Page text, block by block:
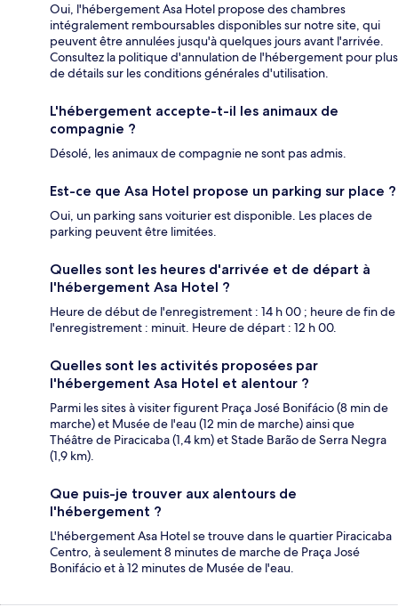
Oui, l'hébergement Asa Hotel propose des chambres
intégralement remboursables disponibles sur notre site, qui
peuvent être annulées jusqu'à quelques jours avant l'arrivée.
Consultez la politique d'annulation de l'hébergement pour plus
de détails sur les conditions générales d'utilisation.
L'hébergement accepte-t-il les animaux de
compagnie ?
Désolé, les animaux de compagnie ne sont pas admis.
Est-ce que Asa Hotel propose un parking sur place ?
Oui, un parking sans voiturier est disponible. Les places de
parking peuvent être limitées.
Quelles sont les heures d'arrivée et de départ à
l'hébergement Asa Hotel ?
Heure de début de l'enregistrement : 14 h 00 ; heure de fin de
l'enregistrement : minuit. Heure de départ : 12 h 00.
Quelles sont les activités proposées par
l'hébergement Asa Hotel et alentour ?
Parmi les sites à visiter figurent Praça José Bonifácio (8 min de
marche) et Musée de l'eau (12 min de marche) ainsi que
Théâtre de Piracicaba (1,4 km) et Stade Barão de Serra Negra
(1,9 km).
Que puis-je trouver aux alentours de
l'hébergement ?
L'hébergement Asa Hotel se trouve dans le quartier Piracicaba
Centro, à seulement 8 minutes de marche de Praça José
Bonifácio et à 12 minutes de Musée de l'eau.